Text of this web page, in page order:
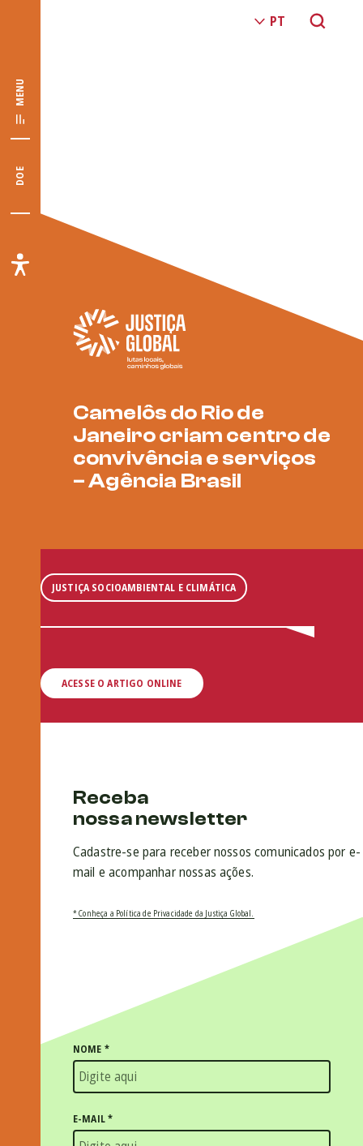
MENU
DOE
Camelôs do Rio de
Janeiro criam centro de
convivência e serviços
– Agência Brasil
JUSTIÇA SOCIOAMBIENTAL E CLIMÁTICA
ACESSE O ARTIGO ONLINE
Receba
nossa newsletter
Cadastre-se para receber nossos comunicados por e-
mail e acompanhar nossas ações.
* Conheça a Política de Privacidade da Justiça Global.
NOME *
E-MAIL*